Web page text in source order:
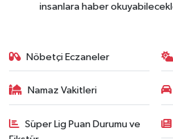
insanlara haber
Nöbetçi Eczaneler
Namaz Vakitleri
Süper Lig Puan Durumu ve